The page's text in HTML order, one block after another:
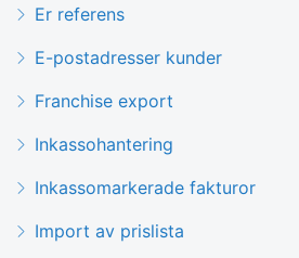
Er referens
E-postadresser kunder
Franchise export
Inkassohantering
Inkassomarkerade fakturor
Import av prislista